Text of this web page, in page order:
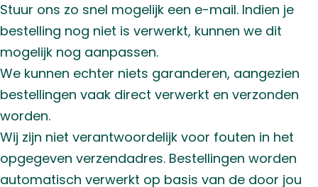
Stuur ons zo snel mogelijk een e-mail. Indien je
bestelling nog niet is verwerkt, kunnen we dit
mogelijk nog aanpassen.
We kunnen echter niets garanderen, aangezien
bestellingen vaak direct verwerkt en verzonden
worden.
Wij zijn niet verantwoordelijk voor fouten in het
opgegeven verzendadres. Bestellingen worden
automatisch verwerkt op basis van de door jou